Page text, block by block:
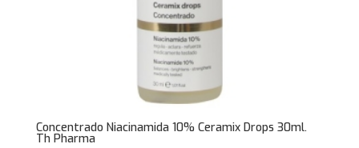
Concentrado Niacinamida 10% Ceramix Drops 30ml.
Th Pharma